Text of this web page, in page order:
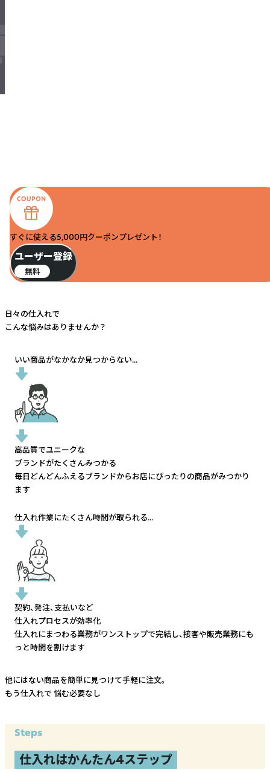
すぐに使える5,000円クーポンプレゼント！
ユーザー登録
無料
日々の仕入れで
こんな悩みはありませんか？
いい商品がなかなか見つからない...
高品質でユニークな
ブランドがたくさんみつかる
毎日どんどんふえるブランドからお店にぴったりの商品がみつかり
ます
仕入れ作業にたくさん時間が取られる...
契約、発注、支払いなど
仕入れプロセスが効率化
仕入れにまつわる業務がワンストップで完結し、接客や販売業務にも
っと時間を割けます
他にはない商品を簡単に見つけて手軽に注文。
もう仕入れで 悩む必要なし
Steps
仕入れはかんたん4ステップ